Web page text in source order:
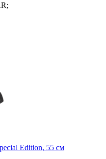
Edition, 55 см